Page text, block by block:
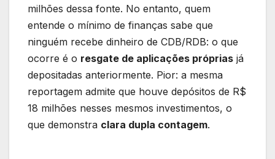
milhões dessa fonte. No entanto, quem
entende o mínimo de finanças sabe que
ninguém recebe dinheiro de CDB/RDB: o que
ocorre é o resgate de aplicações próprias já
depositadas anteriormente. Pior: a mesma
reportagem admite que houve depósitos de R$
18 milhões nesses mesmos investimentos, o
que demonstra clara dupla contagem.